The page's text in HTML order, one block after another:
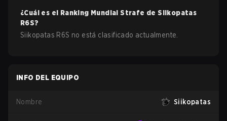
¿Cuál es el Ranking Mundial Strafe deSiikopatas
R6S?
Siikopatas R6S no está clasificado actualmente.
INFO DEL EQUIPO
Nombre Siikopatas